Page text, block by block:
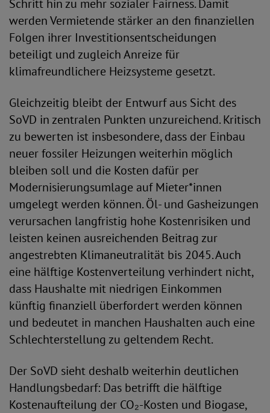
Schritt hin zu mehr sozialer Fairness. Damit
werden Vermietende stärker an den finanziellen
Folgen ihrer Investitionsentscheidungen
beteiligt und zugleich Anreize für
klimafreundlichere Heizsysteme gesetzt.
Gleichzeitig bleibt der Entwurf aus Sicht des
SoVD in zentralen Punkten unzureichend. Kritisch
zu bewerten ist insbesondere, dass der Einbau
neuer fossiler Heizungen weiterhin möglich
bleiben soll und die Kosten dafür per
Modernisierungsumlage auf Mieter*innen
umgelegt werden können. Öl- und Gasheizungen
verursachen langfristig hohe Kostenrisiken und
leisten keinen ausreichenden Beitrag zur
angestrebten Klimaneutralität bis 2045. Auch
eine hälftige Kostenverteilung verhindert nicht,
dass Haushalte mit niedrigen Einkommen
künftig finanziell überfordert werden können
und bedeutet in manchen Haushalten auch eine
Schlechterstellung zu geltendem Recht.
Der SoVD sieht deshalb weiterhin deutlichen
Handlungsbedarf: Das betrifft die hälftige
Kostenaufteilung der CO₂-Kosten und Biogase,